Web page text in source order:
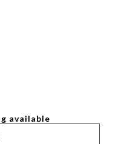
available